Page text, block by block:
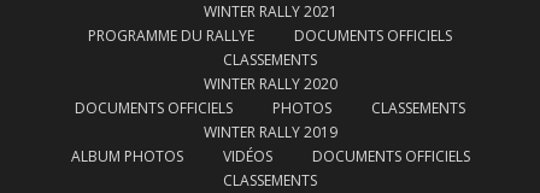
WINTER RALLY 2021
PROGRAMME DU RALLYE
DOCUMENTS OFFICIELS
CLASSEMENTS
WINTER RALLY 2020
DOCUMENTS OFFICIELS
PHOTOS
CLASSEMENTS
WINTER RALLY 2019
ALBUM PHOTOS
VIDÉOS
DOCUMENTS OFFICIELS
CLASSEMENTS